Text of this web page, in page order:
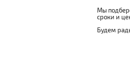
Мы
сроки и
Будем